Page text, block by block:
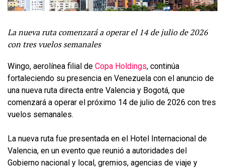
La nueva ruta comenzará a operar el 14 de julio de 2026
con tres vuelos semanales
Wingo, aerolínea filial de Copa Holdings, continúa
fortaleciendo su presencia en Venezuela con el anuncio de
una nueva ruta directa entre Valencia y Bogotá, que
comenzará a operar el próximo 14 de julio de 2026 con tres
vuelos semanales.
La nueva ruta fue presentada en el Hotel Internacional de
Valencia, en un evento que reunió a autoridades del
Gobierno nacional y local, gremios, agencias de viaje y